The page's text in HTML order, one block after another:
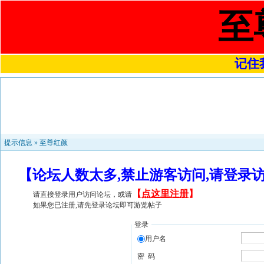
至
记住
提示信息 » 至尊红颜
【论坛人数太多,禁止游客访问,请登
请直接登录用户访问论坛，或请 【 点这里注册】
如果您已注册,请先登录论坛即可游览帖子
登录
用户名
密 码